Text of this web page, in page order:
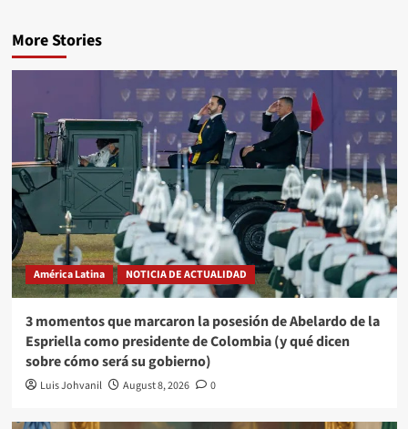
More Stories
América Latina NOTICIA DE ACTUALIDAD
3 momentos que marcaron la posesión de Abelardo de la
Espriella como presidente de Colombia (y qué dicen
sobre cómo será su gobierno)
Luis Johvanil August 8, 2026 0